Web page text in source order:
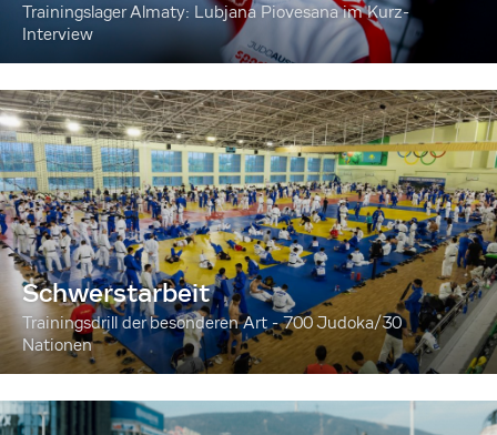
Trainingslager Almaty: Lubjana Piovesana im Kurz-
Interview
Schwerstarbeit
Trainingsdrill der besonderen Art - 700 Judoka/30
Nationen